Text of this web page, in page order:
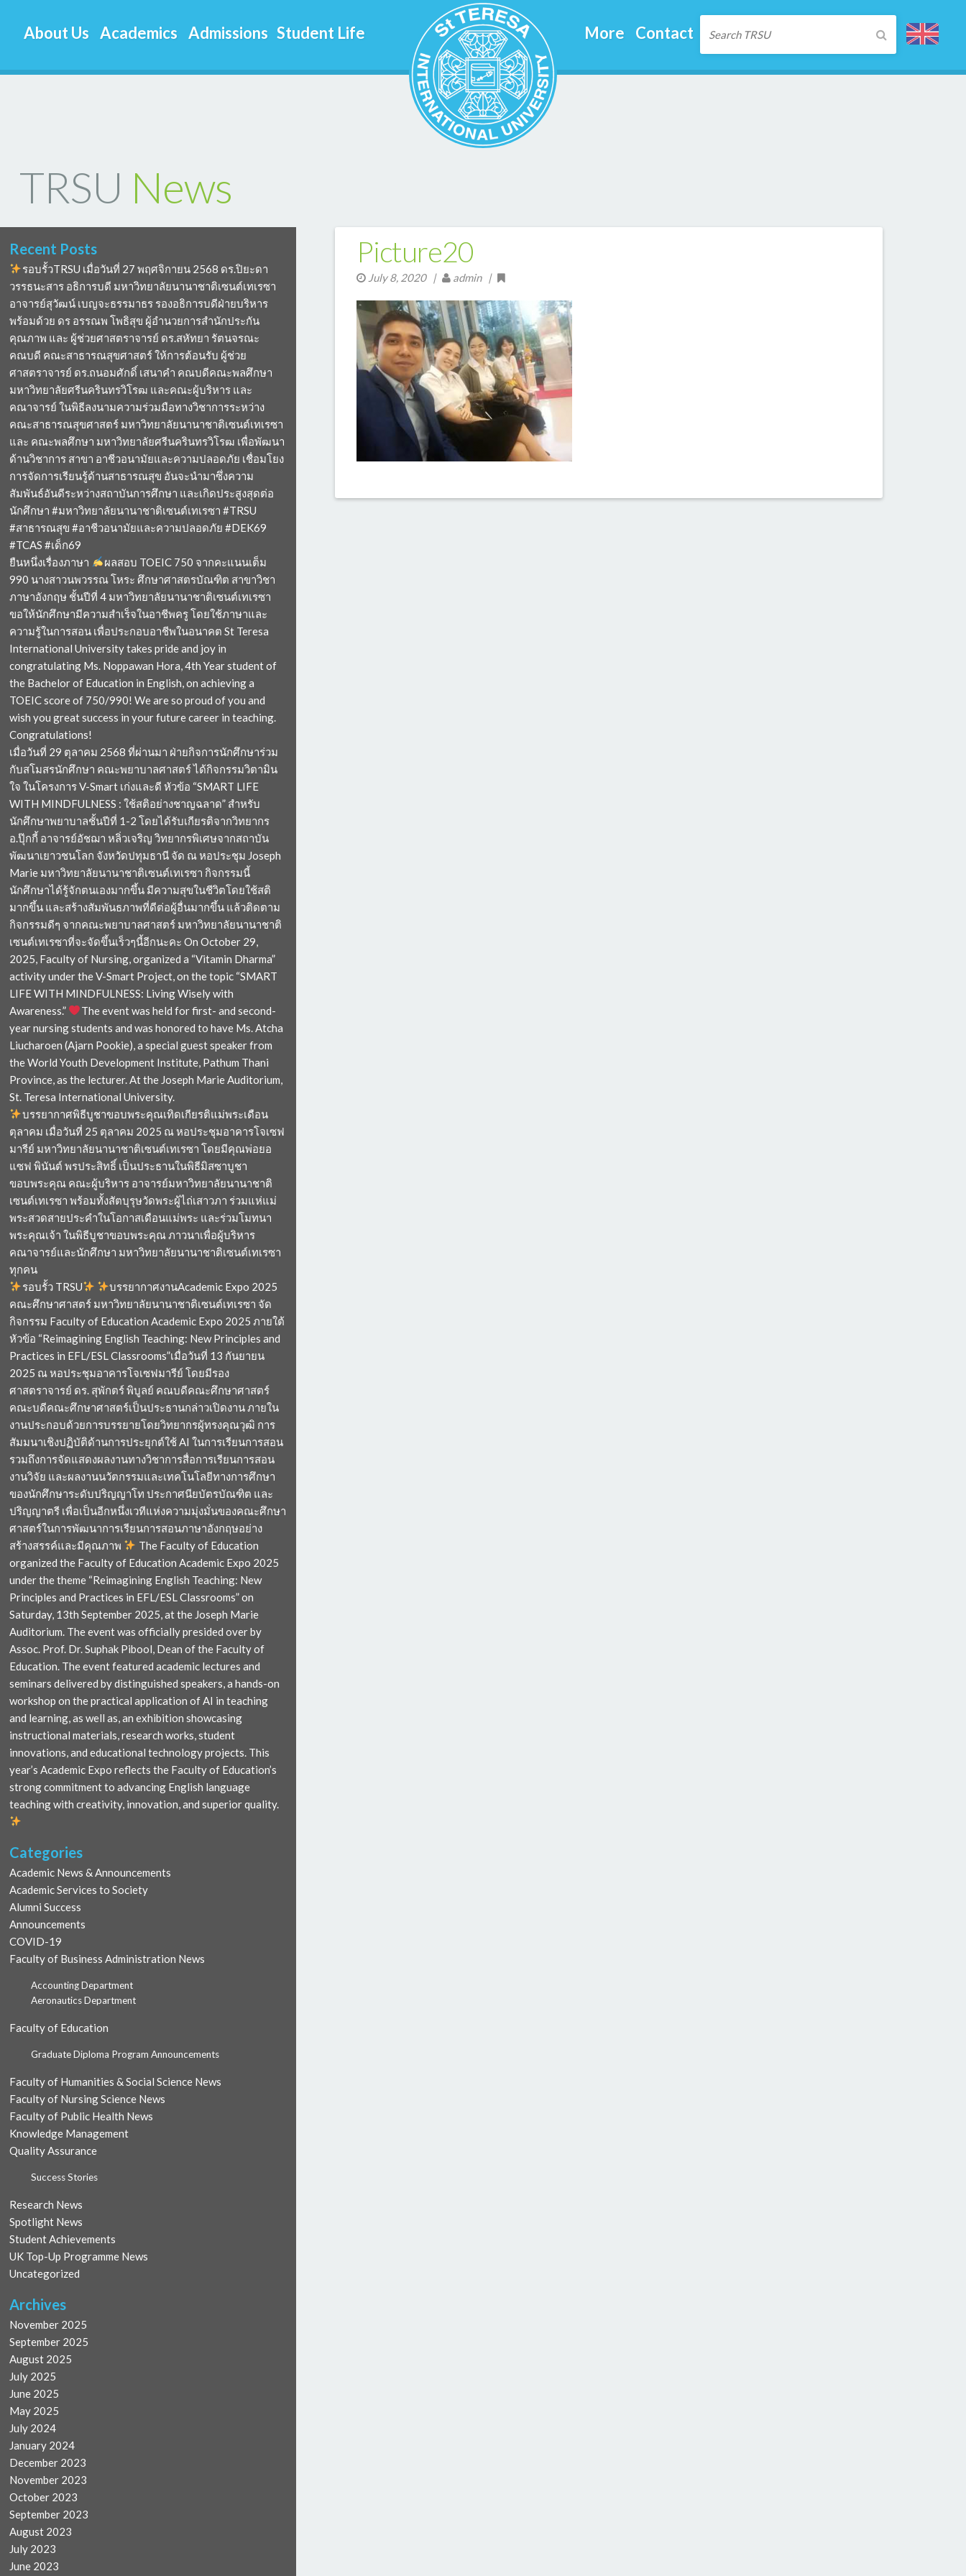
About Us Academics Admissions Student Life More Contact
TRSU News
Recent Posts
รอบรั้วTRSU เมื่อวันที่ 27 พฤศจิกายน 2568 ดร.ปิยะดา
วรรธนะสาร อธิการบดี มหาวิทยาลัยนานาชาติเซนต์เทเรซา
อาจารย์สุวัฒน์ เบญจะธรรมาธร รองอธิการบดีฝ่ายบริหาร
พร้อมด้วย ดร อรรณพ โพธิสุข ผู้อำนวยการสำนักประกัน
คุณภาพ และ ผู้ช่วยศาสตราจารย์ ดร.สหัทยา รัตนจรณะ
คณบดี คณะสาธารณสุขศาสตร์ ให้การต้อนรับ ผู้ช่วย
ศาสตราจารย์ ดร.ถนอมศักดิ์ เสนาคำ คณบดีคณะพลศึกษา
มหาวิทยาลัยศรีนครินทรวิโรฒ และคณะผู้บริหาร และ
คณาจารย์ ในพิธีลงนามความร่วมมือทางวิชาการระหว่าง
คณะสาธารณสุขศาสตร์ มหาวิทยาลัยนานาชาติเซนต์เทเรซา
และ คณะพลศึกษา มหาวิทยาลัยศรีนครินทรวิโรฒ เพื่อพัฒนา
ด้านวิชาการ สาขา อาชีวอนามัยและความปลอดภัย เชื่อมโยง
การจัดการเรียนรู้ด้านสาธารณสุข อันจะนำมาซึ่งความ
สัมพันธ์อันดีระหว่างสถาบันการศึกษา และเกิดประสูงสุดต่อ
นักศึกษา #มหาวิทยาลัยนานาชาติเซนต์เทเรซา #TRSU
#สาธารณสุข #อาชีวอนามัยและความปลอดภัย #DEK69
#TCAS #เด็ก69
ยืนหนึ่งเรื่องภาษา
ผลสอบ TOEIC 750 จากคะแนนเต็ม
990 นางสาวนพวรรณ โหระ ศึกษาศาสตรบัณฑิต สาขาวิชา
ภาษาอังกฤษ ชั้นปีที่ 4 มหาวิทยาลัยนานาชาติเซนต์เทเรซา
ขอให้นักศึกษามีความสำเร็จในอาชีพครู โดยใช้ภาษาและ
ความรู้ในการสอน เพื่อประกอบอาชีพในอนาคต St Teresa
International University takes pride and joy in
congratulating Ms. Noppawan Hora, 4th Year student of
the Bachelor of Education in English, on achieving a
TOEIC score of 750/990! We are so proud of you and
wish you great success in your future career in teaching.
Congratulations!
เมื่อวันที่ 29 ตุลาคม 2568 ที่ผ่านมา ฝ่ายกิจการนักศึกษาร่วม
กับสโมสรนักศึกษา คณะพยาบาลศาสตร์ ได้กิจกรรมวิตามิน
ใจ ในโครงการ V-Smart เก่งและดี หัวข้อ “SMART LIFE
WITH MINDFULNESS : ใช้สติอย่างชาญฉลาด” สำหรับ
นักศึกษาพยาบาลชั้นปีที่ 1-2 โดยได้รับเกียรติจากวิทยากร
อ.ปุ๊กกี้ อาจารย์อัชฌา หลิ่วเจริญ วิทยากรพิเศษจากสถาบัน
พัฒนาเยาวชนโลก จังหวัดปทุมธานี จัด ณ หอประชุม Joseph
Marie มหาวิทยาลัยนานาชาติเซนต์เทเรซา กิจกรรมนี้
นักศึกษาได้รู้จักตนเองมากขึ้น มีความสุขในชีวิตโดยใช้สติ
มากขึ้น และสร้างสัมพันธภาพที่ดีต่อผู้อื่นมากขึ้น แล้วติดตาม
กิจกรรมดีๆ จากคณะพยาบาลศาสตร์ มหาวิทยาลัยนานาชาติ
เซนต์เทเรซาที่จะจัดขึ้นเร็วๆนี้อีกนะคะ On October 29,
2025, Faculty of Nursing, organized a “Vitamin Dharma”
activity under the V-Smart Project, on the topic “SMART
LIFE WITH MINDFULNESS: Living Wisely with
Awareness.”
The event was held for first- and second-
year nursing students and was honored to have Ms. Atcha
Liucharoen (Ajarn Pookie), a special guest speaker from
the World Youth Development Institute, Pathum Thani
Province, as the lecturer. At the Joseph Marie Auditorium,
St. Teresa International University.
บรรยากาศพิธีบูชาขอบพระคุณเทิดเกียรติแม่พระเดือน
ตุลาคม เมื่อวันที่ 25 ตุลาคม 2025 ณ หอประชุมอาคารโจเซฟ
มารีย์ มหาวิทยาลัยนานาชาติเซนต์เทเรซา โดยมีคุณพ่อยอ
แซฟ พินันต์ พรประสิทธิ์ เป็นประธานในพิธีมิสซาบูชา
ขอบพระคุณ คณะผู้บริหาร อาจารย์มหาวิทยาลัยนานาชาติ
เซนต์เทเรซา พร้อมทั้งสัตบุรุษวัดพระผู้ไถ่เสาวภา ร่วมแห่แม่
พระสวดสายประคำในโอกาสเดือนแม่พระ และร่วมโมทนา
พระคุณเจ้า ในพิธีบูชาขอบพระคุณ ภาวนาเพื่อผู้บริหาร
คณาจารย์และนักศึกษา มหาวิทยาลัยนานาชาติเซนต์เทเรซา
ทุกคน
รอบรั้ว TRSU
บรรยากาศงานAcademic Expo 2025
คณะศึกษาศาสตร์ มหาวิทยาลัยนานาชาติเซนต์เทเรซา จัด
กิจกรรม Faculty of Education Academic Expo 2025 ภายใต้
หัวข้อ “Reimagining English Teaching: New Principles and
Practices in EFL/ESL Classrooms”เมื่อวันที่ 13 กันยายน
2025 ณ หอประชุมอาคารโจเซฟมารีย์ โดยมีรอง
ศาสตราจารย์ ดร. สุพักตร์ พิบูลย์ คณบดีคณะศึกษาศาสตร์
คณะบดีคณะศึกษาศาสตร์เป็นประธานกล่าวเปิดงาน ภายใน
งานประกอบด้วยการบรรยายโดยวิทยากรผู้ทรงคุณวุฒิ การ
สัมมนาเชิงปฏิบัติด้านการประยุกต์ใช้ AI ในการเรียนการสอน
รวมถึงการจัดแสดงผลงานทางวิชาการสื่อการเรียนการสอน
งานวิจัย และผลงานนวัตกรรมและเทคโนโลยีทางการศึกษา
ของนักศึกษาระดับปริญญาโท ประกาศนียบัตรบัณฑิต และ
ปริญญาตรี เพื่อเป็นอีกหนึ่งเวทีแห่งความมุ่งมั่นของคณะศึกษา
ศาสตร์ในการพัฒนาการเรียนการสอนภาษาอังกฤษอย่าง
สร้างสรรค์และมีคุณภาพ
The Faculty of Education
organized the Faculty of Education Academic Expo 2025
under the theme “Reimagining English Teaching: New
Principles and Practices in EFL/ESL Classrooms” on
Saturday, 13th September 2025, at the Joseph Marie
Auditorium. The event was officially presided over by
Assoc. Prof. Dr. Suphak Pibool, Dean of the Faculty of
Education. The event featured academic lectures and
seminars delivered by distinguished speakers, a hands-on
workshop on the practical application of AI in teaching
and learning, as well as, an exhibition showcasing
instructional materials, research works, student
innovations, and educational technology projects. This
year’s Academic Expo reflects the Faculty of Education’s
strong commitment to advancing English language
teaching with creativity, innovation, and superior quality.
Categories
Academic News & Announcements
Academic Services to Society
Alumni Success
Announcements
COVID-19
Faculty of Business Administration News
Accounting Department
Aeronautics Department
Faculty of Education
Graduate Diploma Program Announcements
Faculty of Humanities & Social Science News
Faculty of Nursing Science News
Faculty of Public Health News
Knowledge Management
Quality Assurance
Success Stories
Research News
Spotlight News
Student Achievements
UK Top-Up Programme News
Uncategorized
Archives
November 2025
September 2025
August 2025
July 2025
June 2025
May 2025
July 2024
January 2024
December 2023
November 2023
October 2023
September 2023
August 2023
July 2023
June 2023
Picture20
July 8, 2020| admin |